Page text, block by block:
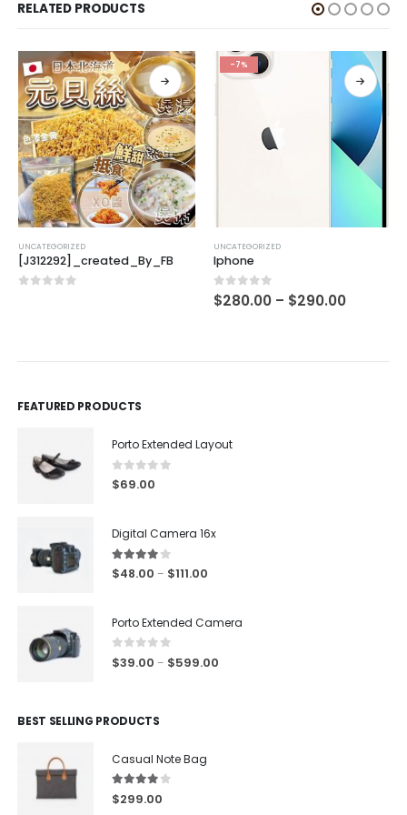
RELATED PRODUCTS
UNCATEGORIZED
[J312292]_created_By_FB
-7%
UNCATEGORIZED
Iphone
0out of 5
$280.00 – $290.00
FEATURED PRODUCTS
Porto Extended Layout
0out of 5
$69.00
Digital Camera 16x
4.00out of 5
$48.00 – $111.00
Porto Extended Camera
0 out of 5
$39.00 – $599.00
BEST SELLING PRODUCTS
Casual Note Bag
4.00out of 5
$299.00